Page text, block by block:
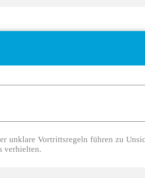
unklare Vortrittsregeln führen zu
verhielten.